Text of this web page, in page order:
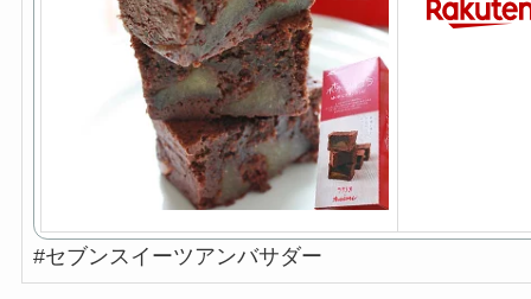
#セブンスイーツアンバサダー